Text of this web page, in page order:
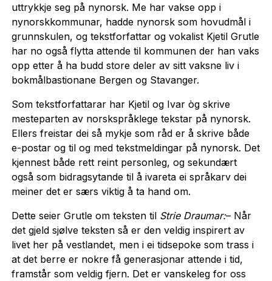
uttrykkje seg på nynorsk. Me har vakse opp i
nynorskkommunar, hadde nynorsk som hovudmål i
grunnskulen, og tekstforfattar og vokalist Kjetil Grutle
har no også flytta attende til kommunen der han vaks
opp etter å ha budd store deler av sitt vaksne liv i
bokmålbastionane Bergen og Stavanger.
Som tekstforfattarar har Kjetil og Ivar òg skrive
mesteparten av norskspråklege tekstar på nynorsk.
Ellers freistar dei så mykje som råd er å skrive både
e-postar og til og med tekstmeldingar på nynorsk. Det
kjennest både rett reint personleg, og sekundært
også som bidragsytande til å ivareta ei språkarv dei
meiner det er særs viktig å ta hand om.
Dette seier Grutle om teksten til Strie Draumar:– Når
det gjeld sjølve teksten så er den veldig inspirert av
livet her på vestlandet, men i ei tidsepoke som trass i
at det berre er nokre få generasjonar attende i tid,
framstår som veldig fjern. Det er vanskeleg for oss